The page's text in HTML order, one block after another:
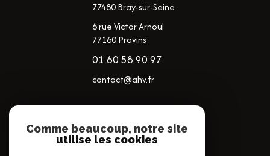
77480Bray-sur-Seine
6 rue Victor Arnoul
77160 Provins
01 60 58 90 97
contact@ahv.fr
NOS RÉSEAUX
Comme beaucoup, notre site
utilise les cookies